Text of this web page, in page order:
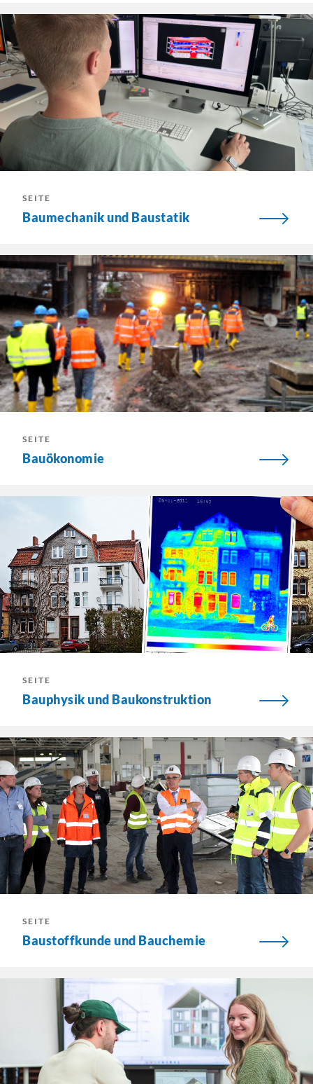
SEITE
Baumechanik und Baustatik
SEITE
Bauökonomie
SEITE
Bauphysik und Baukonstruktion
SEITE
Baustoffkunde und Bauchemie